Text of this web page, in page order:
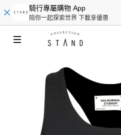
騎行專屬購物 App
陪你一起探索世界 下載享優惠